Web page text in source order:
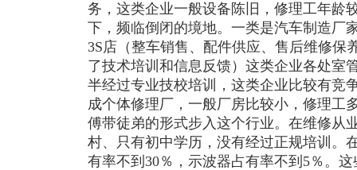
务，这类企业一般设备陈旧，修理工年龄
下，频临倒闭的境地。一类是汽车制造厂
3S店（整车销售、配件供应、售后维修保
了技术培训和信息反馈）这类企业各处室
半经过专业技校培训，这类企业比较有竞
成个体修理厂，一般厂房比较小，修理工
傅带徒弟的形式步入这个行业。在维修从
村、只有初中学历，没有经过正规培训。
有率不到30％，示波器占有率不到5％。